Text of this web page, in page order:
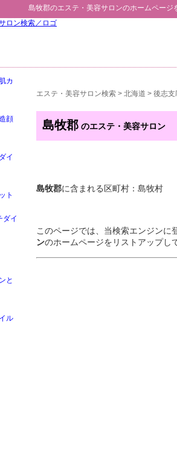
島牧郡のエステ・美容サロンのホームページ
エステ・美容サロン検索 > 北海道 > 後志支
島牧郡 のエステ・美容サロン
島牧郡に含まれる区町村：島牧村
このページでは、当検索エンジンに
ンのホームページをリストアップし